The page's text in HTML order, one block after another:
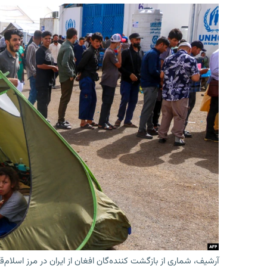
آرشیف، شماری از بازگشت کننده‌گان افغان از ایران در مرز